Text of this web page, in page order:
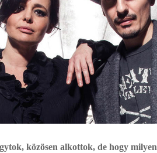
közösen alkottok, de hogy